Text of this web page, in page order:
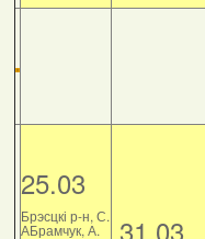
25.03
Брэсцкі р-н, С.
АБрамчук, А. 31.03